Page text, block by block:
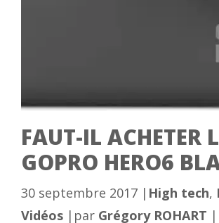
FAUT-IL ACHETER
GOPRO HERO6
30 septembre 2017 | Catégories
High tech,
Vidéos | par Grégory ROHART |